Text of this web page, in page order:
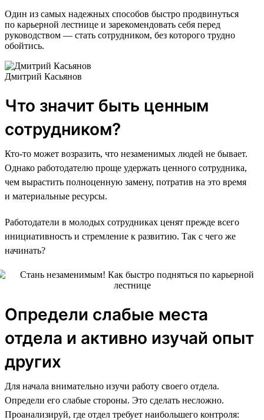
Один из самых надежных способов быстро продвинуться
по карьерной лестнице и зарекомендовать себя перед
руководством — стать сотрудником, без которого трудно
обойтись.
Дмитрий Касьянов
Что значит быть ценным
сотрудником?
Кто-то может возразить, что незаменимых людей не бывает.
Однако работодателю проще удержать ценного сотрудника,
чем вырастить полноценную замену, потратив на это время
и материальные ресурсы.
Работодатели в молодых сотрудниках ценят прежде всего
инициативность и стремление к развитию. Так с чего же
начинать?
Определи слабые места
отдела и активно изучай опыт
других
Для начала внимательно изучи работу своего отдела.
Определи его слабые стороны. Это сделать несложно.
Проанализируй, где отдел требует наибольшего контроля: